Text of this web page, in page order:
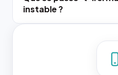
instable ?